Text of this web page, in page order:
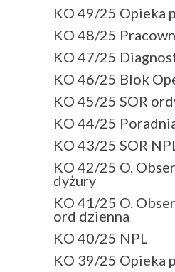
KO 49/25 Opieka
KO 48/25
KO 47/25
KO 46/25 Blok
KO 45/25 SOR
KO 44/25
KO 43/25 SOR
KO 42/25 O.
dyżury
KO 41/25 O.
ord dzienna
KO 40/25 NPL
KO 39/25 Opieka